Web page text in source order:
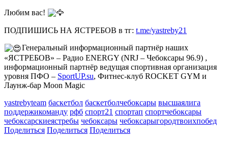
Любим вас!
ПОДПИШИСЬ НА ЯСТРЕБОВ в тг: t.me/yastreby21
Генеральный информационный партнёр наших
«ЯСТРЕБОВ» – Радио ENERGY (NRJ – Чебоксары 96.9) ,
информационный партнёр ведущая спортивная организация
уровня ПФО – SportUP.su, Фитнес-клуб ROCKET GYM и
Лаунж-бар Moon Magic
yastrebyteam баскетбол баскетболчебоксары высшаялига
поддержикоманду рфб спорт21 спортап спортчебоксары
чебоксарскиеястребы чебоксары чебоксарыгородтвоихпобед
Поделиться Поделиться Поделиться